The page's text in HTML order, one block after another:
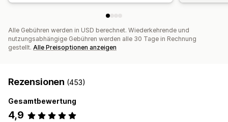
Alle Gebühren werden in USD berechnet. Wiederkehrende und
nutzungsabhängige Gebühren werden alle 30 Tage in Rechnung
gestellt. Alle Preisoptionen anzeigen
Rezensionen (453)
Gesamtbewertung
4,9